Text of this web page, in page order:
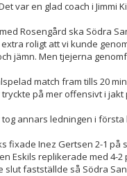
var en glad coach i Jimmi
Rosengård ska Södra
roligt att vi kunde
jämn. Men tjejerna
match fram tills 20
på mer offensivt i jakt
tog annars ledningen i
fixade Inez Gertsen 2-1 på
Eskils replikerade med 4-
slut fastställde så Södra